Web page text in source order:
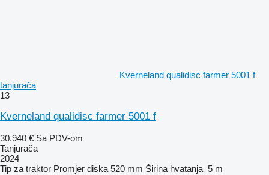
Kverneland qualidisc farmer 5001 f
tanjurača
13
Kverneland qualidisc farmer 5001 f
30.940 € Sa PDV-om
Tanjurača
2024
Tip za traktor Promjer diska 520 mm Širina hvatanja 5 m